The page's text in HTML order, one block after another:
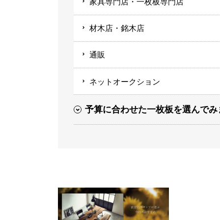
材木店・銘木店
通販
ネットオークション
予算に合わせた一枚板を選んでみ